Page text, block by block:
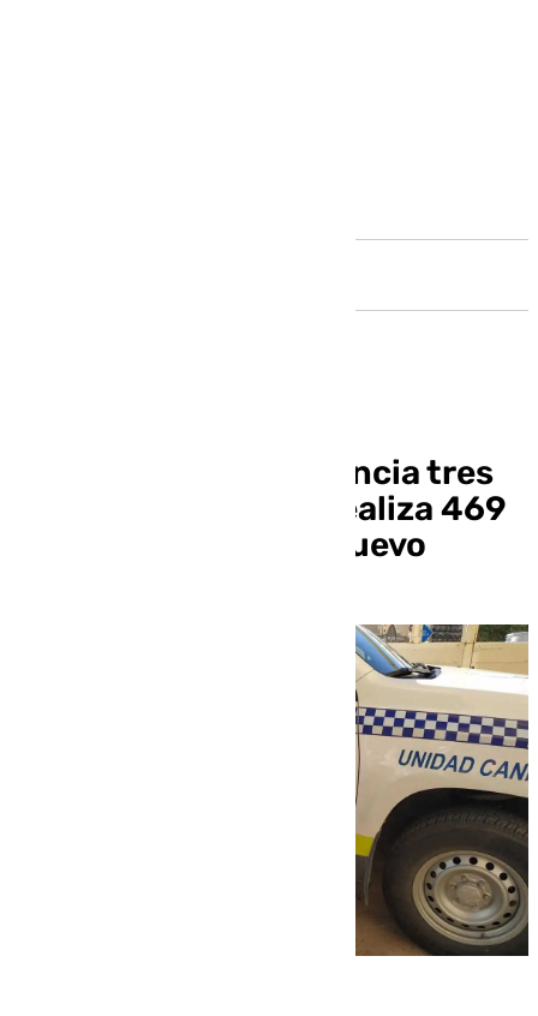
La Policía Local denuncia tres
fiestas en Málaga y realiza 469
incidencias en Año Nuevo